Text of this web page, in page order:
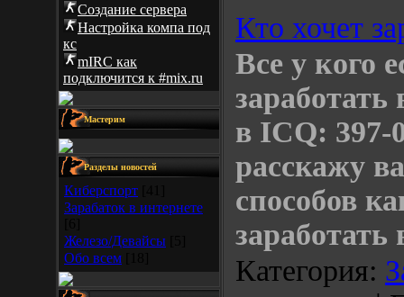
Создание сервера
Настройка компа под
кс
mIRC как
подключится к #mix.ru
Мастерим
Разделы новостей
Киберспорт
Зарабаток в интернете
Железо/Девайсы
Обо всем
Кто хочет
Все у кого
заработать
в ICQ: 397-
расскажу
способов
заработать
Категория: